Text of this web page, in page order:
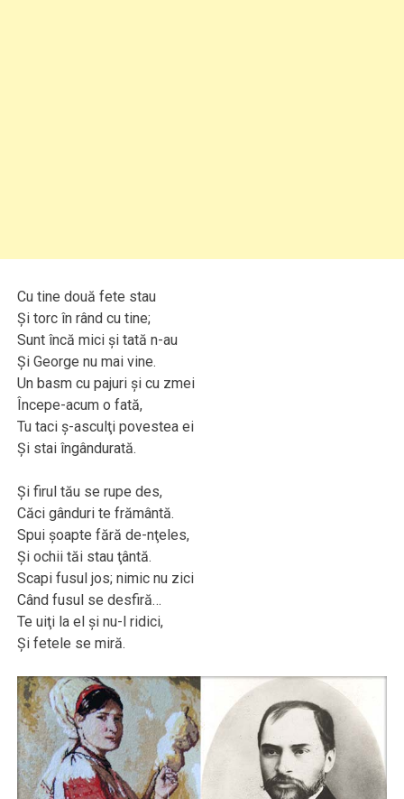
Cu tine două fete stau
Şi torc în rând cu tine;
Sunt încă mici şi tată n-au
Şi George nu mai vine.
Un basm cu pajuri şi cu zmei
Începe-acum o fată,
Tu taci ş-asculţi povestea ei
Şi stai îngândurată.
Şi firul tău se rupe des,
Căci gânduri te frământă.
Spui şoapte fără de-nţeles,
Şi ochii tăi stau ţântă.
Scapi fusul jos; nimic nu zici
Când fusul se desfiră…
Te uiţi la el şi nu-l ridici,
Şi fetele se miră.